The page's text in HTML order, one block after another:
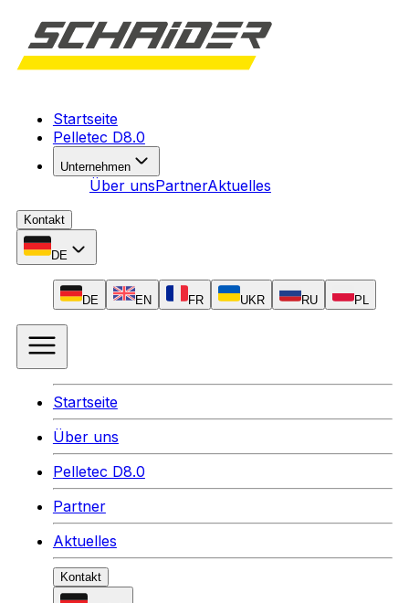
Startseite
Pelletec D8.0
Unternehmen
Über unsPartnerAktuelles
Kontakt
DE
DE EN FR UKR RU PL
Startseite
Über uns
Pelletec D8.0
Partner
Aktuelles
Kontakt